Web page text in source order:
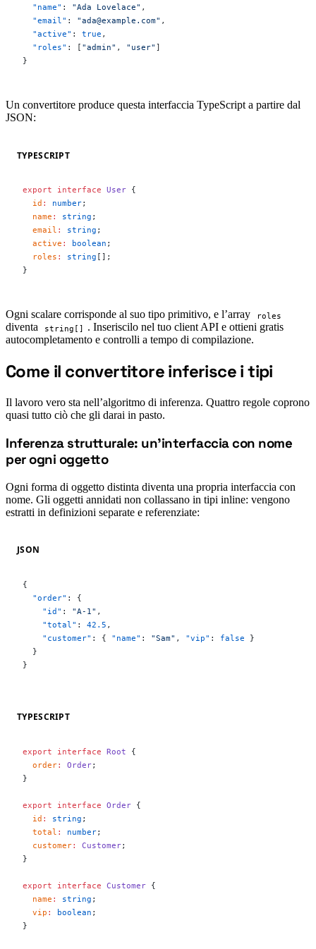
  "name"
: "Ada Lovelace" ,
  "email"
: "ada@example.com" ,
  "active"
: true ,
  "roles"
: [ "admin" , "user" ]
}
Un convertitore produce questa interfaccia TypeScript a partire dal
JSON:
TYPESCRIPT
export interface User {
  id
: number;
  name
: string ;
  email
: string ;
  active
: boolean ;
  roles
: string [];
}
Ogni scalare corrisponde al suo tipo primitivo, e l’array roles
diventa string[]
. Inseriscilo nel tuo client API e ottieni gratis
autocompletamento e controlli a tempo di compilazione.
#
Come il convertitore inferisce i tipi
Il lavoro vero sta nell’algoritmo di inferenza. Quattro regole coprono
quasi tutto ciò che gli darai in pasto.
#
Inferenza strutturale: un’interfaccia con nome
per ogni oggetto
Ogni forma di oggetto distinta diventa una propria interfaccia con
nome. Gli oggetti annidati non collassano in tipi inline: vengono
estratti in definizioni separate e referenziate:
JSON
{
  "order"
: {
    "id"
: "A-1" ,
    "total"
: 42.5 ,
    "customer"
: { "name" : "Sam" , "vip" : false }
  }
}
TYPESCRIPT
export interface Root {
  order
: Order;
}
export interface Order {
  id
: string ;
  total
: number;
  customer
: Customer;
}
export interface Customer {
  name
: string ;
  vip
: boolean ;
}